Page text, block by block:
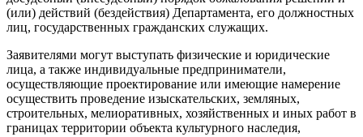
(или) действий (бездействия) Департамента, его должностных
лиц, государственных гражданских служащих.
Заявителями могут выступать физические и юридические
лица, а также индивидуальные предприниматели,
осуществляющие проектирование или имеющие намерение
осуществить проведение изыскательских, земляных,
строительных, мелиоративных, хозяйственных и иных работ в
границах территории объекта культурного наследия,